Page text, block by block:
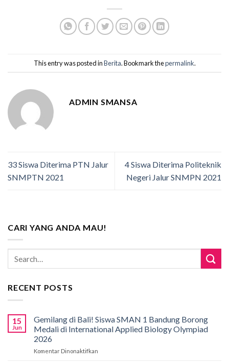
This entry was posted inBerita. Bookmark thepermalink.
ADMIN SMANSA
33 Siswa Diterima PTN Jalur
SNMPTN 2021
4 Siswa Diterima Politeknik
Negeri Jalur SNMPN 2021
CARI YANG ANDA MAU!
RECENT POSTS
15
Jun
Gemilang di Bali! Siswa SMAN 1 Bandung Borong
Medali di International Applied Biology Olympiad
2026
Komentar Dinonaktifkan